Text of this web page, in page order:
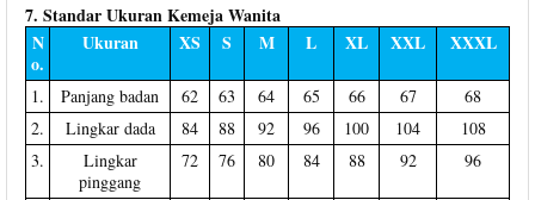
7. Standar Ukuran Kemeja Wanita
N
o.
Ukuran XS S M L XL XXL XXXL
1. Panjang badan 62 63 64 65 66 67
68
2.
Lingkar dada 84 88 92 96 100 104
108
3.
Lingkar
pinggang
72 76 80 84 88 92 96